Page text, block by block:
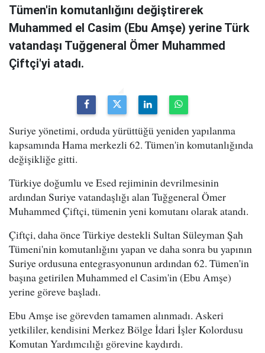
Tümen'in komutanlığını değiştirerek
Muhammed el Casim (Ebu Amşe) yerine Türk
vatandaşı Tuğgeneral Ömer Muhammed
Çiftçi'yi atadı.
Suriye yönetimi, orduda yürüttüğü yeniden yapılanma
kapsamında Hama merkezli 62. Tümen'in komutanlığında
değişikliğe gitti.
Türkiye doğumlu ve Esed rejiminin devrilmesinin
ardından Suriye vatandaşlığı alan Tuğgeneral Ömer
Muhammed Çiftçi, tümenin yeni komutanı olarak atandı.
Çiftçi, daha önce Türkiye destekli Sultan Süleyman Şah
Tümeni'nin komutanlığını yapan ve daha sonra bu yapının
Suriye ordusuna entegrasyonunun ardından 62. Tümen'in
başına getirilen Muhammed el Casim'in (Ebu Amşe)
yerine göreve başladı.
Ebu Amşe ise görevden tamamen alınmadı. Askeri
yetkililer, kendisini Merkez Bölge İdari İşler Kolordusu
Komutan Yardımcılığı görevine kaydırdı.